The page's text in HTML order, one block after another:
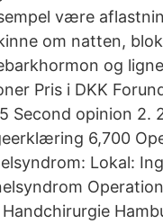
være
om natten,
og
Pris i DKK
Second opinion 2.
6,700
Lokal: